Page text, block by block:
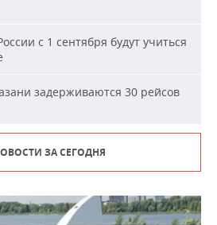
с 1 сентября будут учиться
задерживаются 30 рейсов
ЗА СЕГОДНЯ